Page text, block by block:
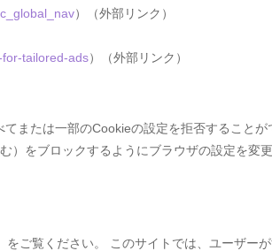
）（外部リンク）
tailored-ads）（外部リンク）
または一部のCookieの設定を拒否すること
をブロックするようにブラウザの設定を変
ご覧ください。 このサイトでは、ユーザー